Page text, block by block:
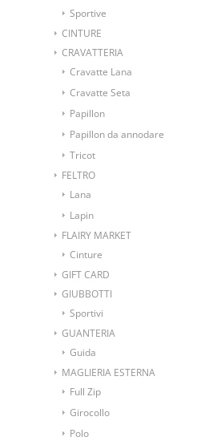
Sportive
CINTURE
CRAVATTERIA
Cravatte Lana
Cravatte Seta
Papillon
Papillon da annodare
Tricot
FELTRO
Lana
Lapin
FLAIRY MARKET
Cinture
GIFT CARD
GIUBBOTTI
Sportivi
GUANTERIA
Guida
MAGLIERIA ESTERNA
Full Zip
Girocollo
Polo